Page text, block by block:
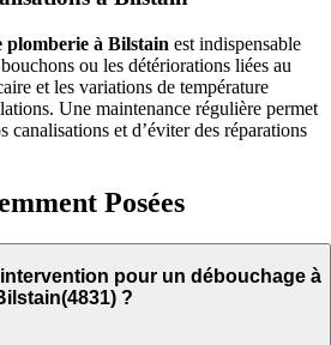
plomberie à Bilstain est indispensable
ou les détériorations liées au
et les variations de température
Une maintenance régulière permet
canalisations et d’éviter des réparations
Posées
pour un débouchage à
?